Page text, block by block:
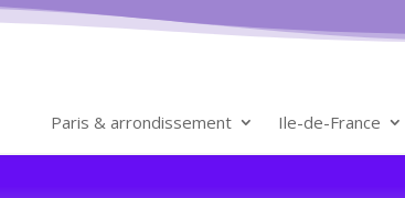
Paris & arrondissement Ile-de-France